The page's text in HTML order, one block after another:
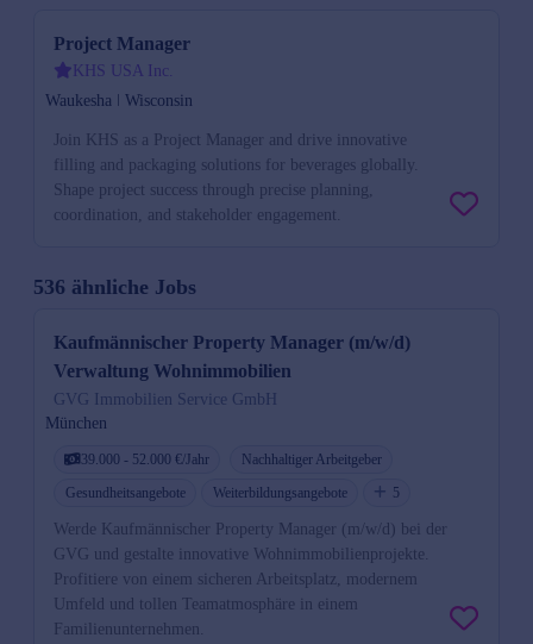
Project Manager
KHS USA Inc.
Waukesha ǀ Wisconsin
Join KHS as a Project Manager and drive innovative
filling and packaging solutions for beverages globally.
Shape project success through precise planning,
coordination, and stakeholder engagement.
536 ähnliche Jobs
Kaufmännischer Property Manager (m/w/d)
Verwaltung Wohnimmobilien
GVG Immobilien Service GmbH
München
39.000 - 52.000 €/Jahr
Nachhaltiger Arbeitgeber
Gesundheitsangebote
Weiterbildungsangebote 5
Werde Kaufmännischer Property Manager (m/w/d) bei der
GVG und gestalte innovative Wohnimmobilienprojekte.
Profitiere von einem sicheren Arbeitsplatz, modernem
Umfeld und tollen Teamatmosphäre in einem
Familienunternehmen.